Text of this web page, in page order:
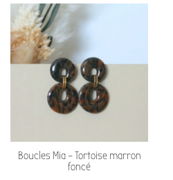
Boucles Mia – Tortoise marron
foncé